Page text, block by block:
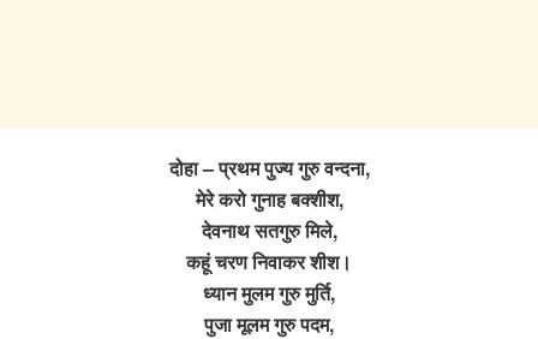
दोहा – प्रथम पुज्य गुरु वन्दना,
मेरे करो गुनाह बक्शीश,
देवनाथ सतगुरु मिले,
कहूं चरण निवाकर शीश।
ध्यान मुलम गुरु मुर्ति,
पुजा मूलम गुरु पदम,